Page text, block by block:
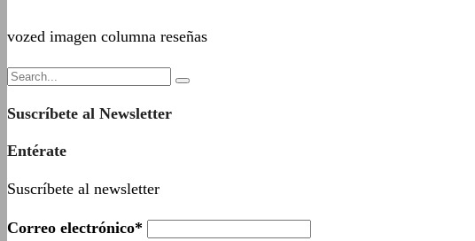
vozed imagen columna reseñas
Suscríbete al Newsletter
Entérate
Suscríbete al newsletter
Correo electrónico*